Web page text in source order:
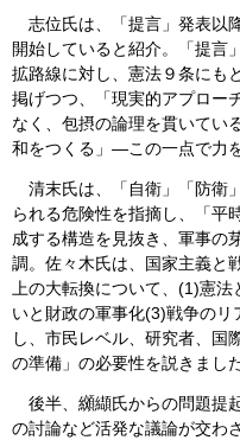
志位氏は、「提言」発表以
開始していると紹介。「提言
拡路線に対し、憲法９条にも
掲げつつ、「現実的アプロー
なく、包摂の論理を貫いてい
和をつくる」―この一点で力
清末氏は、「自衛」「防衛
られる危険性を指摘し、「平
成する構造を見抜き、軍事の
調。佐々木氏は、国家主義と
上の大転換について、(1)憲
いと財政の軍事化(3)戦争の
し、市民レベル、研究者、国
の準備」の必要性を説きました
後半、纐纈氏からの問題提
の討論など活発な議論が交わ